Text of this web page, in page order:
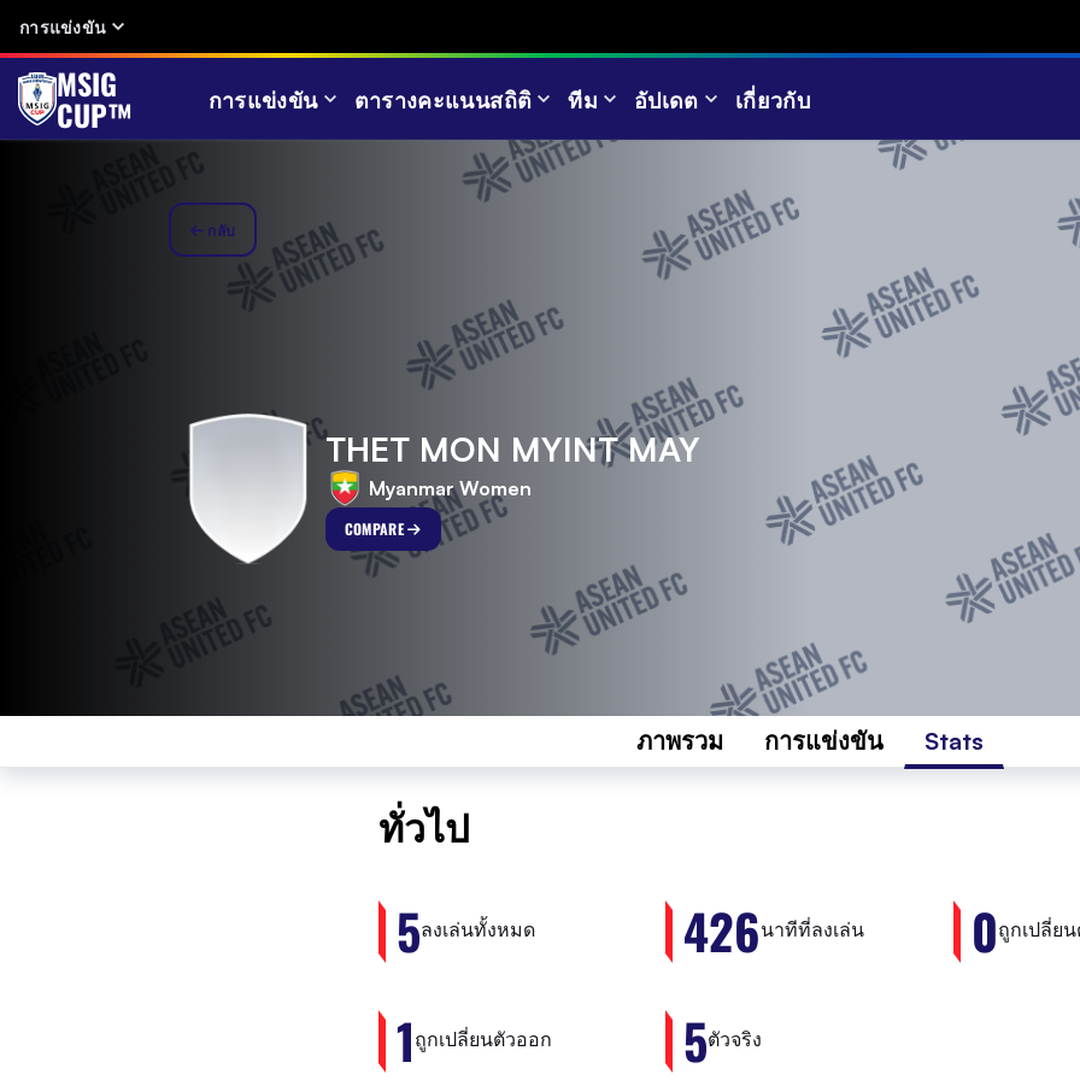
การแข่งขัน
MSIG
CUP™ การแข่งขัน ตารางคะแนนสถิติ ทีม อัปเดต เกี่ยวกับ
กลับ
THET MON MYINT MAY
Myanmar Women
COMPARE
ภาพรวม การแข่งขัน Stats
ทั่วไป
5ลงเล่นทั้งหมด 426นาทีที่ลงเล่น 0ถูกเปลี่ยน
1 ถูกเปลี่ยนตัวออก 5ตัวจริง